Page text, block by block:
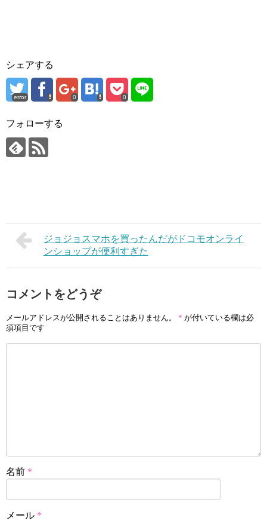
シェアする
error 0 0
フォローする
ジョジョスマホを買ったんだがドコモオンライ
ンショップが便利すぎた
コメントをどうぞ
メールアドレスが公開されることはありません。 * が付いている欄は必
須項目です
名前 *
メール *